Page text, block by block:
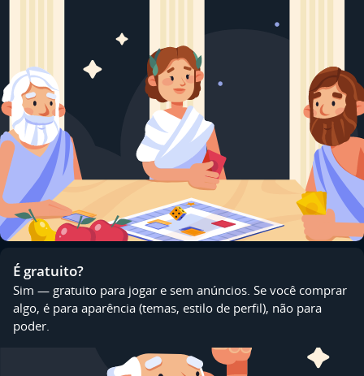
É gratuito?
Sim — gratuito para jogar e sem anúncios. Se você comprar
algo, é para aparência (temas, estilo de perfil), não para
poder.